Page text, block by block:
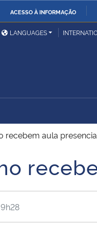
ACESSO À INFORMAÇÃO
das Relações
Central do Brasil
LANGUAGES
recebem aula